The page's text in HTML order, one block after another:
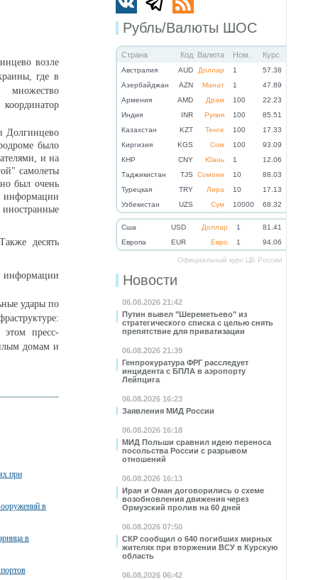
Рубль/Валюты ШОС
Страна Код Валюта Ном. Курс
Австралия AUD Доллар 1
57.38
Азербайджан
AZN Манат 1
47.89
Армения
AMD Драм 100
22.23
Индия
INR Рупия 100
85.51
Казахстан
KZT Тенге 100
17.33
Киргизия
KGS Сом 100
93.09
КНР
CNY Юань 1
12.06
Таджикистан
TJS Сомони 10
88.03
Турецкая
TRY Лира 10
17.13
Узбекистан
UZS Сум 10000 68.32
Cша USD Доллар 1
81.41
Eвропа
EUR Евро 1 94.06
Официальный курс ЦБ России
Новости
06.08.2026 21:42
Путин вывел "Шереметьево" из
стратегического списка с целью снять
препятствие для приватизации
06.08.2026 21:39
Генпрокуратура ФРГ расследует
инцидента с БПЛА в аэропорту
Лейпцига
06.08.2026 16:23
Заявления МИД России
06.08.2026 16:18
МИД Польши сравнил идею переноса
посольства России с разрывом
отношений
06.08.2026 16:13
Иран и Оман договорились о схеме
возобновления движения через
Ормузский пролив на 60 дней
06.08.2026 07:50
СКР сообщил о 640 погибших мирных
жителях при вторжении ВСУ в Курскую
область
06.08.2026 06:42
возле
где в
Долгинцево
было
и на
самолеты
был очень
информации
десять
информации
удары по
этом пресс-
домам и
при
в
в